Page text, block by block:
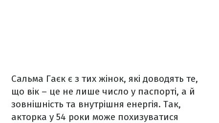
Сальма Гаєк є з тих жінок, які доводять те,
що вік – це не лише число у паспорті, а й
зовнішність та внутрішня енергія. Так,
акторка у 54 роки може похизуватися